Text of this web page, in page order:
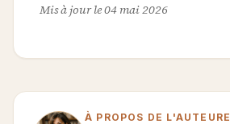
Mis à jour le 04 mai 2026
À PROPOS DE L'AUTEURE